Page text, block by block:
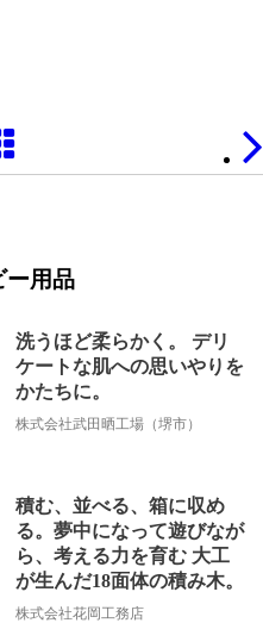
ー用品
洗うほど柔らかく。 デリ
ケートな肌への思いやりを
かたちに。
株式会社武田晒工場（堺市）
積む、並べる、箱に収め
る。夢中になって遊びなが
ら、考える力を育む 大工
が生んだ18面体の積み木。
株式会社花岡工務店